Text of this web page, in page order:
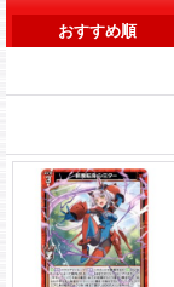
おすすめ順